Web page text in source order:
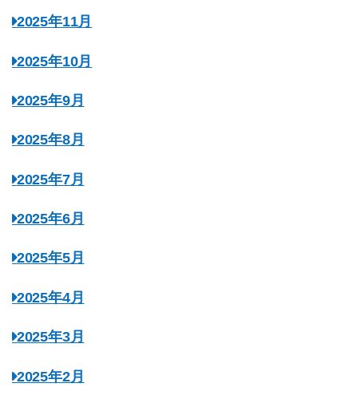
2025年11月
2025年10月
2025年9月
2025年8月
2025年7月
2025年6月
2025年5月
2025年4月
2025年3月
2025年2月